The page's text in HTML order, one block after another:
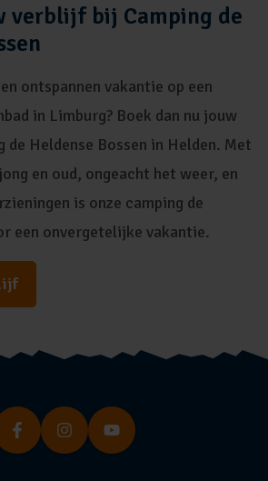
verblijf bij Camping de
ontspannen vakantie op een
in Limburg? Boek dan nu jouw
Heldense Bossen in Helden. Met
en oud, ongeacht het weer, en
is onze camping de
een onvergetelijke vakantie.